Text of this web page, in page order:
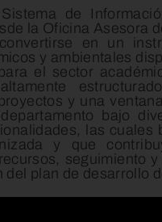
de
la Oficina Asesora
en un
y ambientales
el sector
y una
bajo
las cuales
y que
seguimiento
del plan de desarrollo